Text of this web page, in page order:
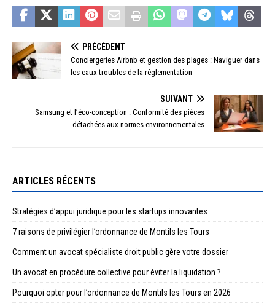
PRÉCÉDENT
Conciergeries Airbnb et gestion des plages : Naviguer dans
les eaux troubles de la réglementation
SUIVANT
Samsung et l’éco-conception : Conformité des pièces
détachées aux normes environnementales
ARTICLES RÉCENTS
Stratégies d’appui juridique pour les startups innovantes
7 raisons de privilégier l’ordonnance de Montils les Tours
Comment un avocat spécialiste droit public gère votre dossier
Un avocat en procédure collective pour éviter la liquidation ?
Pourquoi opter pour l’ordonnance de Montils les Tours en 2026